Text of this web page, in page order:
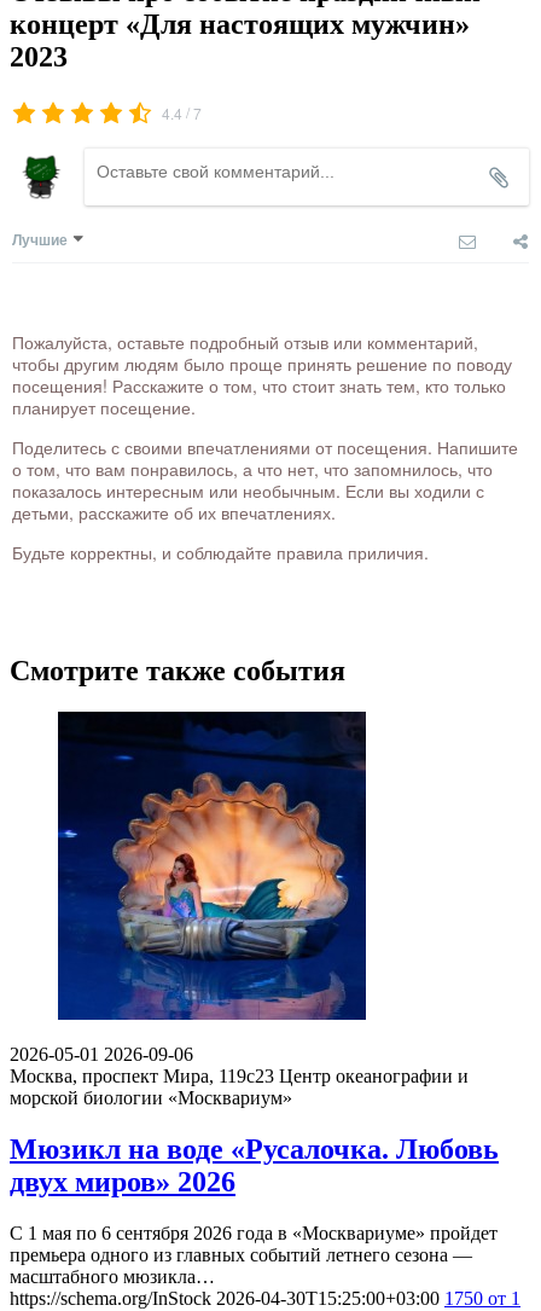
концерт «Для настоящих мужчин»
2023
4.4 /7
Лучшие
Пожалуйста, оставьте подробный отзыв или комментарий,
чтобы другим людям было проще принять решение по поводу
посещения! Расскажите о том, что стоит знать тем, кто только
планирует посещение.
Поделитесь с своими впечатлениями от посещения. Напишите
о том, что вам понравилось, а что нет, что запомнилось, что
показалось интересным или необычным. Если вы ходили с
детьми, расскажите об их впечатлениях.
Будьте корректны, и соблюдайте правила приличия.
Смотрите также события
2026-05-01 2026-09-06
Москва, проспект Мира, 119с23 Центр океанографии и
морской биологии «Москвариум»
Мюзикл на воде «Русалочка. Любовь
двух миров» 2026
С 1 мая по 6 сентября 2026 года в «Москвариуме» пройдет
премьера одного из главных событий летнего сезона —
масштабного мюзикла…
https://schema.org/InStock 2026-04-30T15:25:00+03:00 1750 от 1